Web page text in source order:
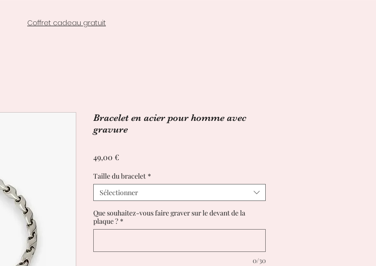
Coffret cadeau gratuit
Bracelet en acier pour homme avec
gravure
49,00 €Prix
Taille du bracelet *
Sélectionner
Que souhaitez-vous faire graver sur le devant de la
plaque ? *
0/30